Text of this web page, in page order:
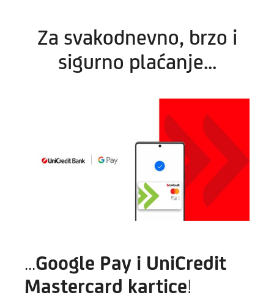
Za svakodnevno, brzo i
sigurno plaćanje...
...Google Pay i UniCredit
Mastercard kartice!